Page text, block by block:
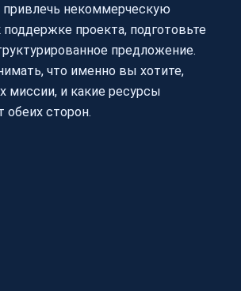
некоммерческую
проекта, подготовьте
предложение.
что именно вы хотите,
миссии, и какие ресурсы
обеих сторон.